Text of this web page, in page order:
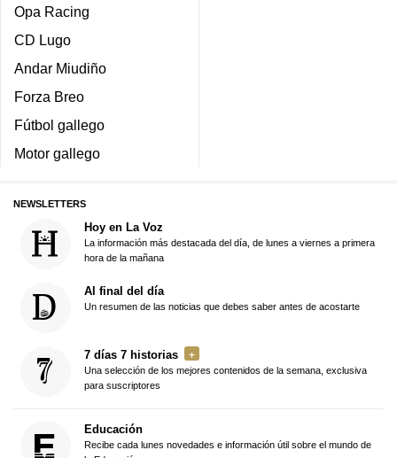
Opa Racing
CD Lugo
Andar Miudiño
Forza Breo
Fútbol gallego
Motor gallego
NEWSLETTERS
Hoy en La Voz
La información más destacada del día, de lunes a viernes a primera
hora de la mañana
Al final del día
Un resumen de las noticias que debes saber antes de acostarte
7 días 7 historias
Una selección de los mejores contenidos de la semana, exclusiva
para suscriptores
Educación
Recibe cada lunes novedades e información útil sobre el mundo de